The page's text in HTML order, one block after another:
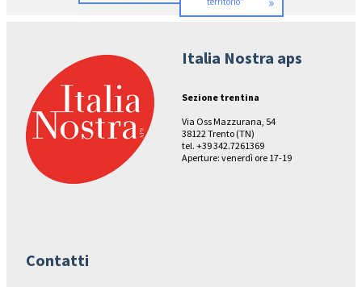
Italia Nostra aps
Sezione trentina
Via Oss Mazzurana, 54
38122 Trento (TN)
tel. +39 342.7261369
Aperture: venerdì ore 17-19
Contatti